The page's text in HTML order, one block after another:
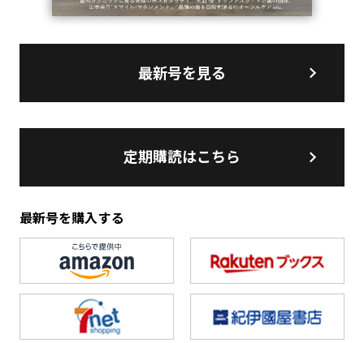
最新号を見る
定期購読はこちら
最新号を購入する